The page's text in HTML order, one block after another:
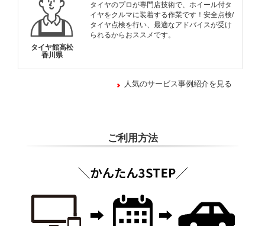
タイヤ館高松
香川県
タイヤのプロが専門店技術で、ホイール付タ
イヤをクルマに装着する作業です！安全点検/
タイヤ点検を行い、最適なアドバイスが受け
られるからおススメです。
人気のサービス事例紹介を見る
ご利用方法